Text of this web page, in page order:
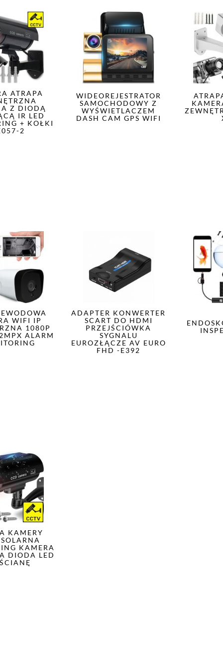
ATRAPA
Z DIODĄ
IR LED
+ KOŁKI
2
WIDEOREJESTRATOR
SAMOCHODOWY Z
WYŚWIETLACZEM
DASH CAM GPS WIFI
WIFI IP
1080P
ALARM
ADAPTER KONWERTER
SCART DO HDMI
PRZEJŚCIÓWKA
SYGNALU
EUROZŁĄCZE AV EURO
FHD -E392
KAMERY
KAMERA
DIODA LED